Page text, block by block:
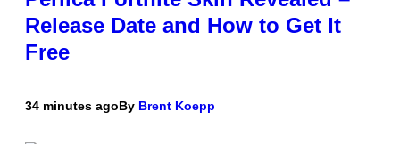
Release Date and How to Get It
Free
34 minutes agoBy Brent Koepp